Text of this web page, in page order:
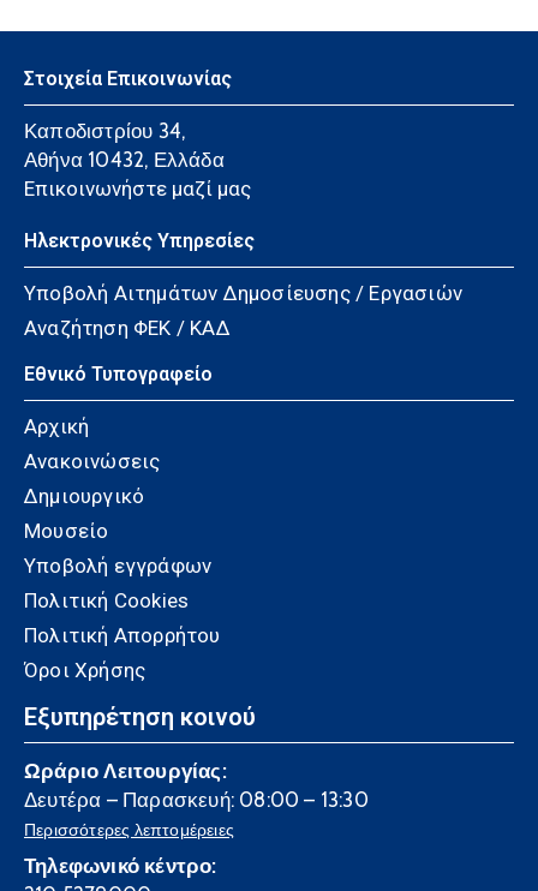
Στοιχεία Επικοινωνίας
Καποδιστρίου 34,
Αθήνα 10432, Ελλάδα
Επικοινωνήστε μαζί μας
Ηλεκτρονικές Υπηρεσίες
Υποβολή Αιτημάτων Δημοσίευσης / Εργασιών
Αναζήτηση ΦΕΚ / ΚΑΔ
Εθνικό Τυπογραφείο
Αρχική
Ανακοινώσεις
Δημιουργικό
Μουσείο
Υποβολή εγγράφων
Πολιτική Cookies
Πολιτική Απορρήτου
Όροι Χρήσης
Εξυπηρέτηση κοινού
Ωράριο Λειτουργίας:
Δευτέρα – Παρασκευή: 08:00 – 13:30
Περισσότερες λεπτομέρειες
Τηλεφωνικό κέντρο: